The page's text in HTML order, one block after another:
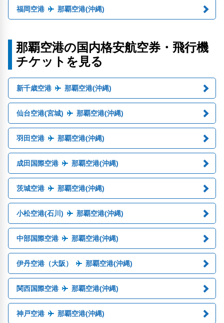
福岡空港 那覇空港(沖縄)
那覇空港の国内格安航空券・飛行機
チケットを見る
新千歳空港 那覇空港(沖縄)
仙台空港(宮城) 那覇空港(沖縄)
羽田空港 那覇空港(沖縄)
成田国際空港 那覇空港(沖縄)
茨城空港 那覇空港(沖縄)
小松空港(石川) 那覇空港(沖縄)
中部国際空港 那覇空港(沖縄)
伊丹空港（大阪） 那覇空港(沖縄)
関西国際空港 那覇空港(沖縄)
神戸空港 那覇空港(沖縄)